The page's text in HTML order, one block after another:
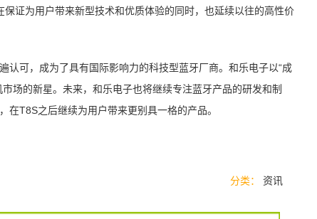
证为用户带来新型技术和优质体验的同时，也延续以往的高性价
认可，成为了具有国际影响力的科技型蓝牙厂商。和乐电子以“成
场的新星。未来，和乐电子也将继续专注蓝牙产品的研发和制
T8S之后继续为用户带来更别具一格的产品。
分类： 资讯